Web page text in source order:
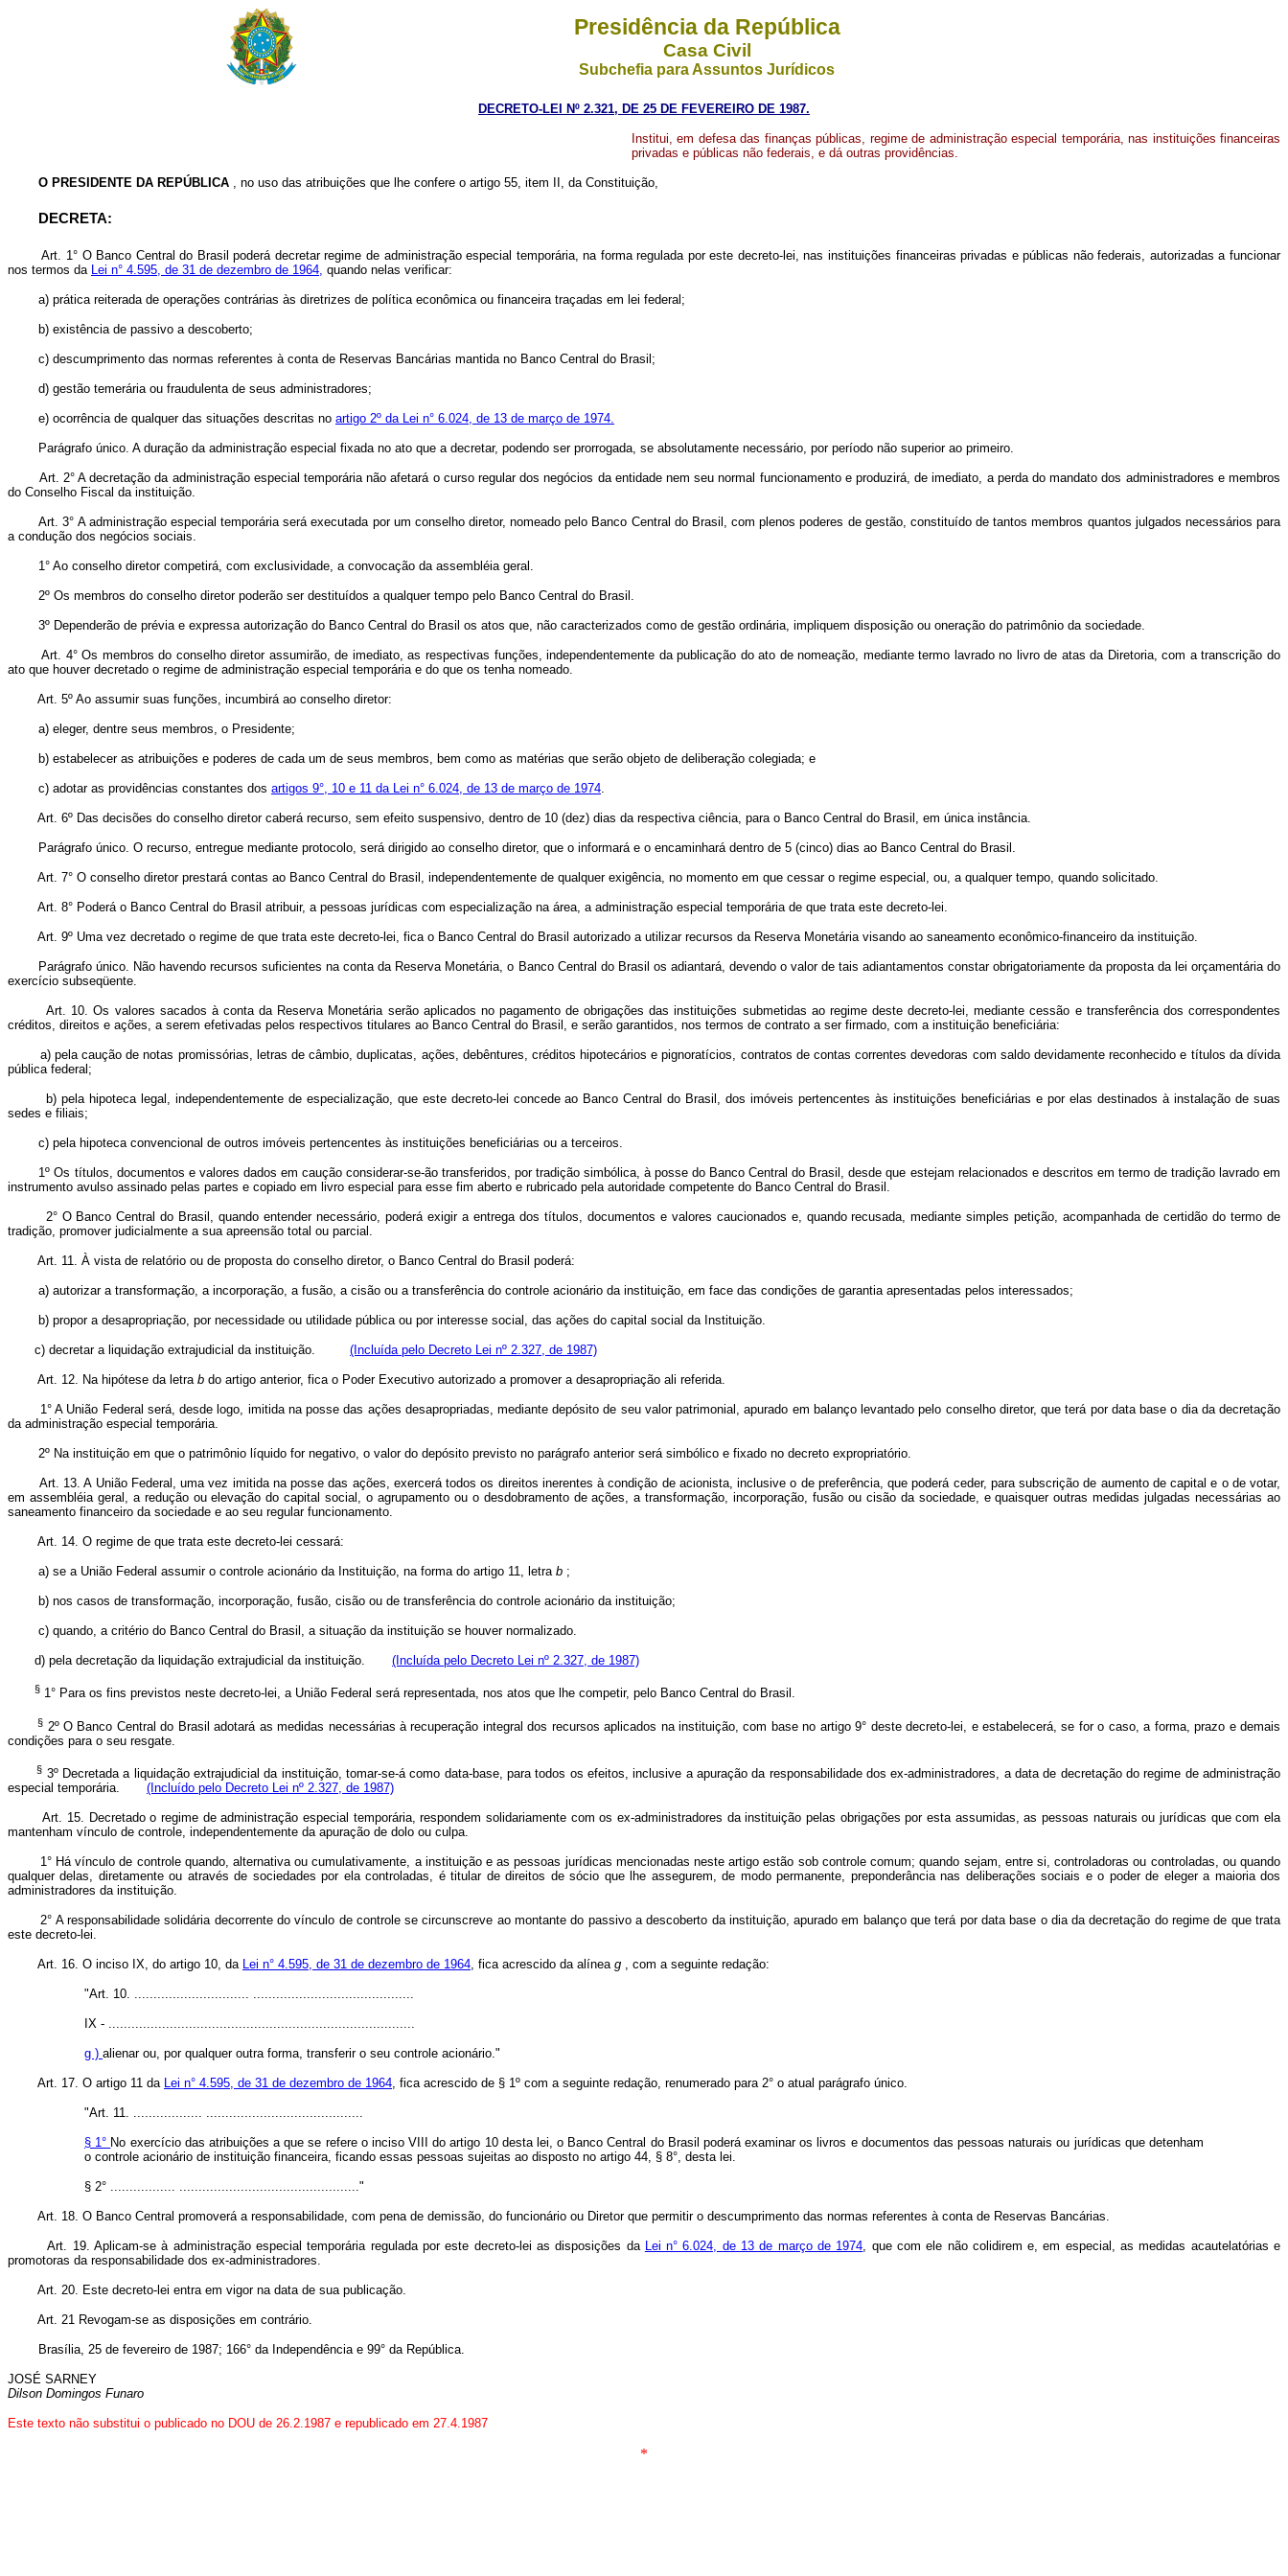
Presidência da República
Casa Civil
Subchefia para Assuntos Jurídicos
DECRETO-LEI Nº 2.321, DE 25 DE FEVEREIRO DE 1987.
Institui, em defesa das finanças públicas, regime de administração especial temporária, nas instituições financeiras
privadas e públicas não federais, e dá outras providências.
O PRESIDENTE DA REPÚBLICA , no uso das atribuições que lhe confere o artigo 55, item II, da Constituição,
DECRETA:
Art.
1° O Banco Central do Brasil poderá decretar regime de administração especial temporária, na forma regulada por este decreto-lei, nas instituições financeiras privadas e públicas não federais, autorizadas a funcionar
nos termos da
Lei n° 4.595, de 31 de dezembro de 1964, quando nelas verificar:
a) prática reiterada de operações contrárias às diretrizes de política econômica ou financeira traçadas em lei federal;
b) existência de passivo a descoberto;
c) descumprimento das normas referentes à conta de Reservas Bancárias mantida no Banco Central do Brasil;
d) gestão temerária ou fraudulenta de seus administradores;
e) ocorrência de qualquer das situações descritas no artigo 2º da Lei n° 6.024, de 13 de março de 1974.
Parágrafo único. A duração da administração especial fixada no ato que a decretar, podendo ser prorrogada, se absolutamente necessário, por período não superior ao primeiro.
Art. 2° A decretação da administração especial temporária não afetará o curso regular dos negócios da entidade nem seu normal funcionamento e produzirá, de imediato, a perda do mandato dos administradores e membros
do Conselho Fiscal da instituição.
Art. 3° A administração especial temporária será executada por um conselho diretor, nomeado pelo Banco Central do Brasil, com plenos poderes de gestão, constituído de tantos membros quantos julgados necessários para
a condução dos negócios sociais.
1° Ao conselho diretor competirá, com exclusividade, a convocação da assembléia geral.
2º Os membros do conselho diretor poderão ser destituídos a qualquer tempo pelo Banco Central do Brasil.
3º Dependerão de prévia e expressa autorização do Banco Central do Brasil os atos que, não caracterizados como de gestão ordinária, impliquem disposição ou oneração do patrimônio da sociedade.
Art. 4° Os membros do conselho diretor assumirão, de imediato, as respectivas funções, independentemente da publicação do ato de nomeação, mediante termo lavrado no livro de atas da Diretoria, com a transcrição do
ato que houver decretado o regime de administração especial temporária e do que os tenha nomeado.
Art. 5º Ao assumir suas funções, incumbirá ao conselho diretor:
a) eleger, dentre seus membros, o Presidente;
b) estabelecer as atribuições e poderes de cada um de seus membros, bem como as matérias que serão objeto de deliberação colegiada; e
c) adotar as providências constantes dos artigos 9°, 10 e 11 da Lei n° 6.024, de 13 de março de 1974
Art. 6º Das decisões do conselho diretor caberá recurso, sem efeito suspensivo, dentro de 10 (dez) dias da respectiva ciência, para o Banco Central do Brasil, em única instância.
Parágrafo único. O recurso, entregue mediante protocolo, será dirigido ao conselho diretor, que o informará e o encaminhará dentro de 5 (cinco) dias ao Banco Central do Brasil.
Art. 7° O conselho diretor prestará contas ao Banco Central do Brasil, independentemente de qualquer exigência, no momento em que cessar o regime especial, ou, a qualquer tempo, quando solicitado.
Art. 8° Poderá o Banco Central do Brasil atribuir, a pessoas jurídicas com especialização na área, a administração especial temporária de que trata este decreto-lei.
Art. 9º Uma vez decretado o regime de que trata este decreto-lei, fica o Banco Central do Brasil autorizado a utilizar recursos da Reserva Monetária visando ao saneamento econômico-financeiro da instituição.
Parágrafo único. Não havendo recursos suficientes na conta da Reserva Monetária, o Banco Central do Brasil os adiantará, devendo o valor de tais adiantamentos constar obrigatoriamente da proposta da lei orçamentária do
exercício subseqüente.
Art.
10. Os valores sacados à conta da Reserva Monetária serão aplicados no pagamento de obrigações das instituições submetidas ao regime deste decreto-lei, mediante cessão e transferência dos correspondentes
créditos, direitos e ações, a serem efetivadas pelos respectivos titulares ao Banco Central do Brasil, e serão garantidos, nos termos de contrato a ser firmado, com a instituição beneficiária:
a) pela caução de notas promissórias, letras de câmbio, duplicatas, ações, debêntures, créditos hipotecários e pignoratícios, contratos de contas correntes devedoras com saldo devidamente reconhecido e títulos da dívida
pública federal;
b) pela hipoteca legal, independentemente de especialização, que este decreto-lei concede ao Banco Central do Brasil, dos imóveis pertencentes às instituições beneficiárias e por elas destinados à instalação de suas
sedes e filiais;
c) pela hipoteca convencional de outros imóveis pertencentes às instituições beneficiárias ou a terceiros.
1º Os títulos, documentos e valores dados em caução considerar-se-ão transferidos, por tradição simbólica, à posse do Banco Central do Brasil, desde que estejam relacionados e descritos em termo de tradição lavrado em
instrumento avulso assinado pelas partes e copiado em livro especial para esse fim aberto e rubricado pela autoridade competente do Banco Central do Brasil.
2° O Banco Central do Brasil, quando entender necessário, poderá exigir a entrega dos títulos, documentos e valores caucionados e, quando recusada, mediante simples petição, acompanhada de certidão do termo de
tradição, promover judicialmente a sua apreensão total ou parcial.
Art. 11. À vista de relatório ou de proposta do conselho diretor, o Banco Central do Brasil poderá:
a) autorizar a transformação, a incorporação, a fusão, a cisão ou a transferência do controle acionário da instituição, em face das condições de garantia apresentadas pelos interessados;
b) propor a desapropriação, por necessidade ou utilidade pública ou por interesse social, das ações do capital social da Instituição.
c) decretar a liquidação extrajudicial da instituição. (Incluída pelo Decreto Lei nº 2.327, de 1987)
Art. 12. Na hipótese da letra b do artigo anterior, fica o Poder Executivo autorizado a promover a desapropriação ali referida.
1° A União Federal será, desde logo, imitida na posse das ações desapropriadas, mediante depósito de seu valor patrimonial, apurado em balanço levantado pelo conselho diretor, que terá por data base o dia da decretação
da administração especial temporária.
2º Na instituição em que o patrimônio líquido for negativo, o valor do depósito previsto no parágrafo anterior será simbólico e fixado no decreto expropriatório.
Art. 13. A União Federal, uma vez imitida na posse das ações, exercerá todos os direitos inerentes à condição de acionista, inclusive o de preferência, que poderá ceder, para subscrição de aumento de capital e o de votar,
em assembléia geral, a redução ou elevação do capital social, o agrupamento ou o desdobramento de ações, a transformação, incorporação, fusão ou cisão da sociedade, e quaisquer outras medidas julgadas necessárias ao
saneamento financeiro da sociedade e ao seu regular funcionamento.
Art. 14. O regime de que trata este decreto-lei cessará:
a) se a União Federal assumir o controle acionário da Instituição, na forma do artigo 11, letra b ;
b) nos casos de transformação, incorporação, fusão, cisão ou de transferência do controle acionário da instituição;
c) quando, a critério do Banco Central do Brasil, a situação da instituição se houver normalizado.
d) pela decretação da liquidação extrajudicial da instituição. (Incluída pelo Decreto Lei nº 2.327, de 1987)
§ 1° Para os fins previstos neste decreto-lei, a União Federal será representada, nos atos que lhe competir, pelo Banco Central do Brasil.
§ 2º O Banco Central do Brasil adotará as medidas necessárias à recuperação integral dos recursos aplicados na instituição, com base no artigo 9° deste decreto-lei, e estabelecerá, se for o caso, a forma, prazo e demais
condições para o seu resgate.
§ 3º Decretada a liquidação extrajudicial da instituição, tomar-se-á como data-base, para todos os efeitos, inclusive a apuração da responsabilidade dos ex-administradores, a data de decretação do regime de administração
especial temporária. (Incluído pelo Decreto Lei nº 2.327, de 1987)
Art. 15. Decretado o regime de administração especial temporária, respondem solidariamente com os ex-administradores da instituição pelas obrigações por esta assumidas, as pessoas naturais ou jurídicas que com ela
mantenham vínculo de controle, independentemente da apuração de dolo ou culpa.
1° Há vínculo de controle quando, alternativa ou cumulativamente, a instituição e as pessoas jurídicas mencionadas neste artigo estão sob controle comum; quando sejam, entre si, controladoras ou controladas, ou quando
qualquer delas, diretamente ou através de sociedades por ela controladas, é titular de direitos de sócio que lhe assegurem, de modo permanente, preponderância nas deliberações sociais e o poder de eleger a maioria dos
administradores da instituição.
2° A responsabilidade solidária decorrente do vínculo de controle se circunscreve ao montante do passivo a descoberto da instituição, apurado em balanço que terá por data base o dia da decretação do regime de que trata
este decreto-lei.
Art. 16. O inciso IX, do artigo 10, da Lei n° 4.595, de 31 de dezembro de 1964, fica acrescido da alínea g , com a seguinte redação:
"Art. 10. .............................. ..........................................
IX - ................................................................................
g ) alienar ou, por qualquer outra forma, transferir o seu controle acionário."
Art. 17. O artigo 11 da Lei n° 4.595, de 31 de dezembro de 1964, fica acrescido de § 1º com a seguinte redação, renumerado para 2° o atual parágrafo único.
"Art. 11. .................. .........................................
§ 1° No exercício das atribuições a que se refere o inciso VIII do artigo 10 desta lei, o Banco Central do Brasil poderá examinar os livros e documentos das pessoas naturais ou jurídicas que detenham
o controle acionário de instituição financeira, ficando essas pessoas sujeitas ao disposto no artigo 44, § 8°, desta lei.
§ 2° ................. ..............................................."
Art. 18. O Banco Central promoverá a responsabilidade, com pena de demissão, do funcionário ou Diretor que permitir o descumprimento das normas referentes à conta de Reservas Bancárias.
Art. 19. Aplicam-se à administração especial temporária regulada por este decreto-lei as disposições da Lei n° 6.024, de 13 de março de 1974, que com ele não colidirem e, em especial, as medidas acautelatórias e
promotoras da responsabilidade dos ex-administradores.
Art. 20. Este decreto-lei entra em vigor na data de sua publicação.
Art. 21 Revogam-se as disposições em contrário.
Brasília, 25 de fevereiro de 1987; 166° da Independência e 99° da República.
JOSÉ SARNEY
Dilson Domingos Funaro
Este texto não substitui o publicado no DOU de 26.2.1987 e republicado em 27.4.1987
*